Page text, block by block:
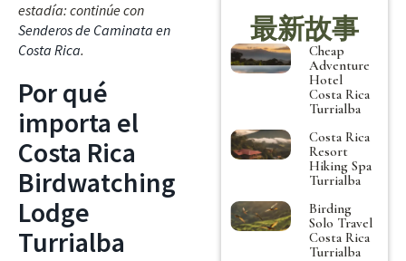
estadía: continúe con
Senderos de Caminata en
Costa Rica.
Por qué
importa el
Costa Rica
Birdwatching
Lodge
Turrialba
最新故事
Cheap
Adventure
Hotel
Costa Rica
Turrialba
Costa Rica
Resort
Hiking Spa
Turrialba
Birding
Solo Travel
Costa Rica
Turrialba